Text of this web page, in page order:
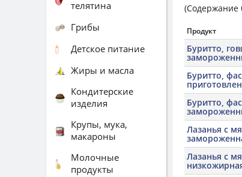
(Содержание
Продукт
Буритто,
Буритто,
Буритто,
Лазанья с
Лазанья с
телятина
Грибы
Детское питание
Жиры и масла
Кондитерские
изделия
Крупы, мука,
макароны
Молочные
продукты